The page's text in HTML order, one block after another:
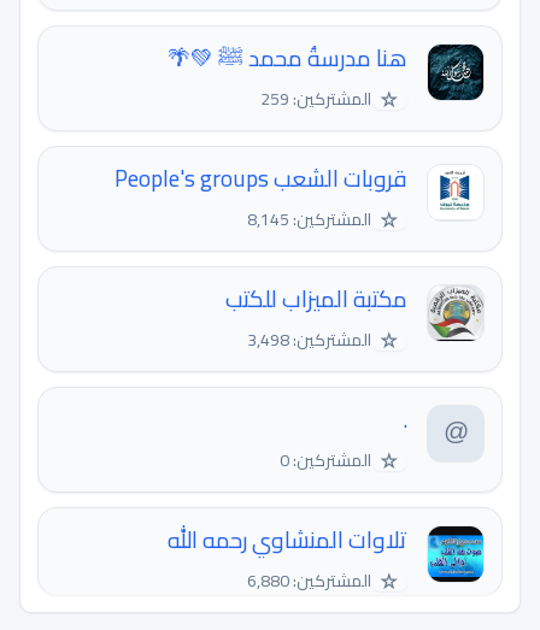
هنا مدرسةُ محمد ﷺ 💚🌴
☆ المشتركين: 259
قروبات الشعب People's groups
☆ المشتركين: 8,145
مكتبة الميزاب للكتب
☆ المشتركين: 3,498
.
☆ المشتركين: 0
تلاوات المنشاوي رحمه الله
☆ المشتركين: 6,880